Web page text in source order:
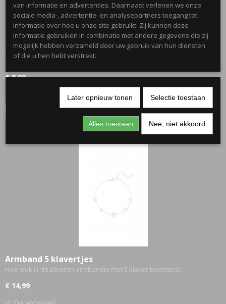
Armband Verbonden Bedel - Goud
Hoe tof en speels is deze armband met twee verbonden…
€ 8,99
IN WINKELWAGEN
Armband 5 klavertjes
Hoe leuk is dit zilveren armbandje met 5 klaver bedeltjes!…
€ 14,99
van informatie en advertenties. Daarnaast verlenen we onze
sociale media-, advertentie- en analysepartners toegang tot
informatie over hoe u onze site gebruikt. Zij kunnen deze
informatie gebruiken in combinatie met andere gegevens die zij
mogelijk hebben verzameld door uw gebruik van hun diensten
of die u hen hebt verstrekt.
Later opnieuw tonen Selectie toestaan
Alles toestaan Nee, niet akkoord